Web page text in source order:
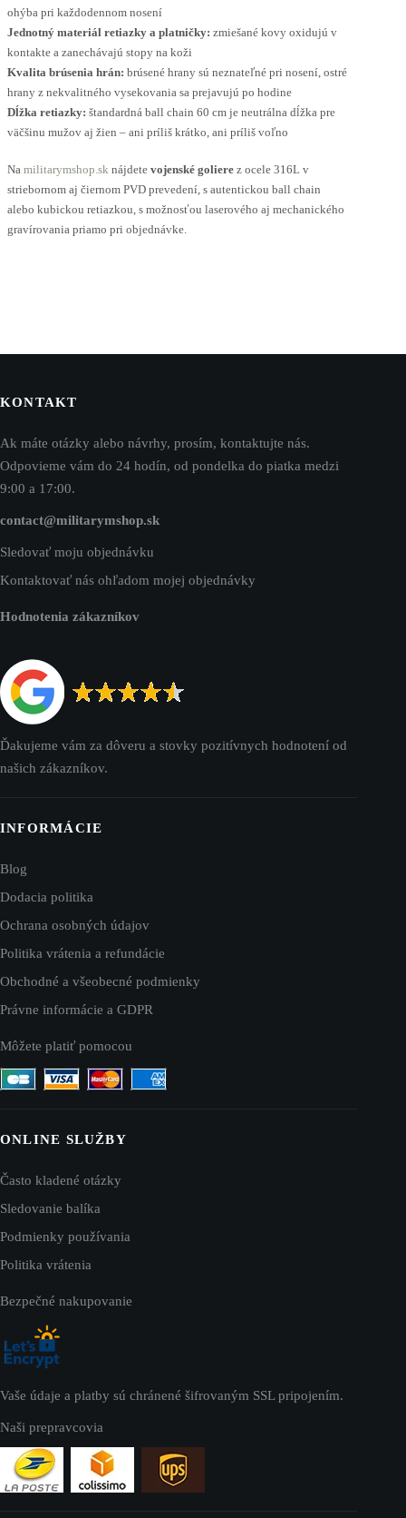
ohýba pri každodennom nosení
Jednotný materiál retiazky a platničky: zmiešané kovy oxidujú v
kontakte a zanechávajú stopy na koži
Kvalita brúsenia hrán: brúsené hrany sú neznateľné pri nosení, ostré
hrany z nekvalitného vysekovania sa prejavujú po hodine
Dĺžka retiazky: štandardná ball chain 60 cm je neutrálna dĺžka pre
väčšinu mužov aj žien – ani príliš krátko, ani príliš voľno
Na militarymshop.sk nájdete vojenské goliere z ocele 316L v
striebornom aj čiernom PVD prevedení, s autentickou ball chain
alebo kubickou retiazkou, s možnosťou laserového aj mechanického
gravírovania priamo pri objednávke.
KONTAKT
Ak máte otázky alebo návrhy, prosím, kontaktujte nás.
Odpovieme vám do 24 hodín, od pondelka do piatka medzi
9:00 a 17:00.
contact@militarymshop.sk
Sledovať moju objednávku
Kontaktovať nás ohľadom mojej objednávky
Hodnotenia zákazníkov
Ďakujeme vám za dôveru a stovky pozitívnych hodnotení od
našich zákazníkov.
INFORMÁCIE
Blog
Dodacia politika
Ochrana osobných údajov
Politika vrátenia a refundácie
Obchodné a všeobecné podmienky
Právne informácie a GDPR
Môžete platiť pomocou
ONLINE SLUŽBY
Často kladené otázky
Sledovanie balíka
Podmienky používania
Politika vrátenia
Bezpečné nakupovanie
Vaše údaje a platby sú chránené šifrovaným SSL pripojením.
Naši prepravcovia